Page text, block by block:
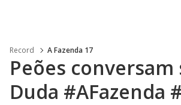
Record A Fazenda 17
Peões conversam
Duda #AFazenda